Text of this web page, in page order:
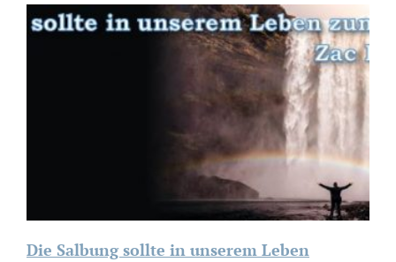
Die Salbung sollte in unserem Leben